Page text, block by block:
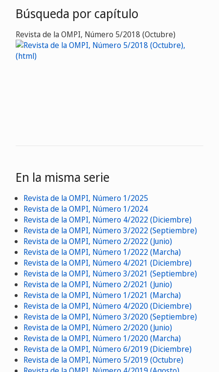
Búsqueda por capítulo
Revista de la OMPI, Número 5/2018 (Octubre)
En la misma serie
Revista de la OMPI, Número 1/2025
Revista de la OMPI, Número 1/2024
Revista de la OMPI, Número 4/2022 (Diciembre)
Revista de la OMPI, Número 3/2022 (Septiembre)
Revista de la OMPI, Número 2/2022 (Junio)
Revista de la OMPI, Número 1/2022 (Marcha)
Revista de la OMPI, Número 4/2021 (Diciembre)
Revista de la OMPI, Número 3/2021 (Septiembre)
Revista de la OMPI, Número 2/2021 (Junio)
Revista de la OMPI, Número 1/2021 (Marcha)
Revista de la OMPI, Número 4/2020 (Diciembre)
Revista de la OMPI, Número 3/2020 (Septiembre)
Revista de la OMPI, Número 2/2020 (Junio)
Revista de la OMPI, Número 1/2020 (Marcha)
Revista de la OMPI, Número 6/2019 (Diciembre)
Revista de la OMPI, Número 5/2019 (Octubre)